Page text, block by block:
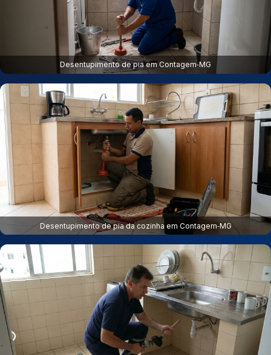
Desentupimento de pia em Contagem‑MG
Desentupimento de pia da cozinha em Contagem‑MG